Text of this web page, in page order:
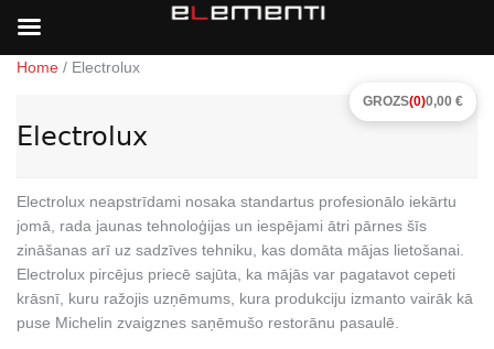
Home / Electrolux
Electrolux
Electrolux neapstrīdami nosaka standartus profesionālo iekārtu
jomā, rada jaunas tehnoloģijas un iespējami ātri pārnes šīs
zināšanas arī uz sadzīves tehniku, kas domāta mājas lietošanai.
Electrolux pircējus priecē sajūta, ka mājās var pagatavot cepeti
krāsnī, kuru ražojis uzņēmums, kura produkciju izmanto vairāk kā
puse Michelin zvaigznes saņēmušo restorānu pasaulē.
GROZS(0)0,00 €